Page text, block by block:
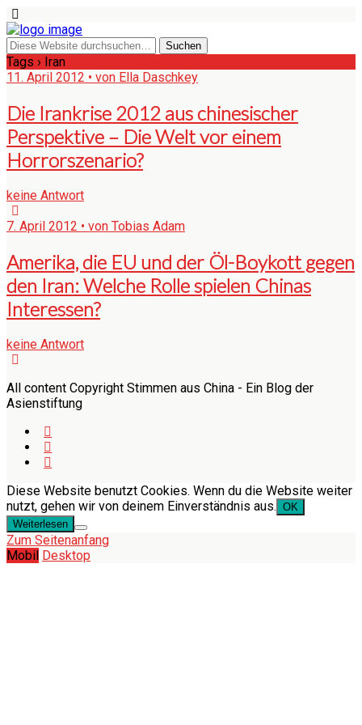
Tags › Iran
11. April 2012 • von Ella Daschkey
Die Irankrise 2012 aus chinesischer
Perspektive – Die Welt vor einem
Horrorszenario?
keine Antwort
7. April 2012 • von Tobias Adam
Amerika, die EU und der Öl-Boykott gegen
den Iran: Welche Rolle spielen Chinas
Interessen?
keine Antwort
All content Copyright Stimmen aus China - Ein Blog der
Asienstiftung
Diese Website benutzt Cookies. Wenn du die Website weiter
nutzt, gehen wir von deinem Einverständnis aus. OK
Weiterlesen
Zum Seitenanfang
Mobil Desktop